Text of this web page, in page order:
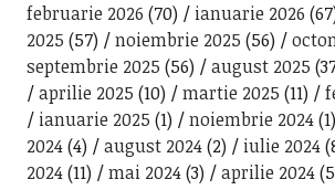
februarie 2026 (70) ianuarie 2026
2025 (57) noiembrie 2025 (56)
septembrie 2025 (56) august 2025
aprilie 2025 (10) martie 2025 (11)
ianuarie 2025 (1) noiembrie 2024(1)
2024(4) august 2024(2) iulie 2024
2024(11) mai 2024(3) aprilie 2024